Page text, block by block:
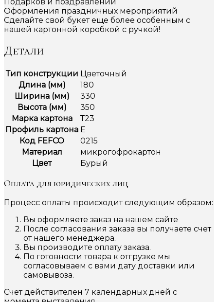
Оформления праздничных мероприятий
Сделайте свой букет еще более особенным с
нашей картонной коробкой с ручкой!
Детали
Тип конструкции Цветочный
Длина (мм)
180
Ширина (мм)
330
Высота (мм)
350
Марка картона
Т23
Профиль картона Е
Код FEFCO
0215
Материал
микрогофрокартон
Цвет
Бурый
Оплата для юридических лиц
Процесс оплаты происходит следующим образом:
Вы оформляете заказ на нашем сайте
После согласования заказа вы получаете счет
от нашего менеджера.
Вы производите оплату заказа.
По готовности товара к отгрузке мы
согласовываем с вами дату доставки или
самовывоза.
Счет действителен 7 календарных дней с